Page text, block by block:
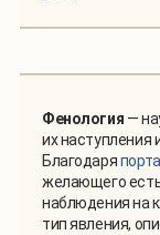
Фенология —
их наступления
Благодаря
желающего
наблюдения на
тип явления,